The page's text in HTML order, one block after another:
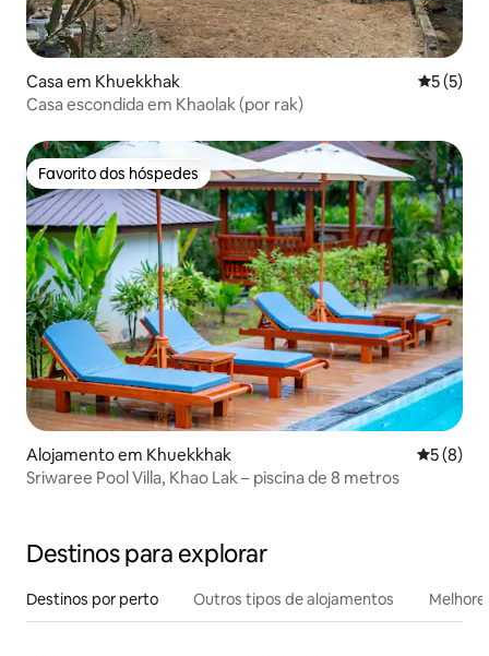
Casa em Khuekkhak
5 (5)
Casa escondida em Khaolak (por rak)
Favorito dos hóspedes
Favorito dos hóspedes
Alojamento em Khuekkhak
5 (8)
Sriwaree Pool Villa, Khao Lak – piscina de 8 metros
Destinos para explorar
Destinos por perto Outros tipos de alojamentos